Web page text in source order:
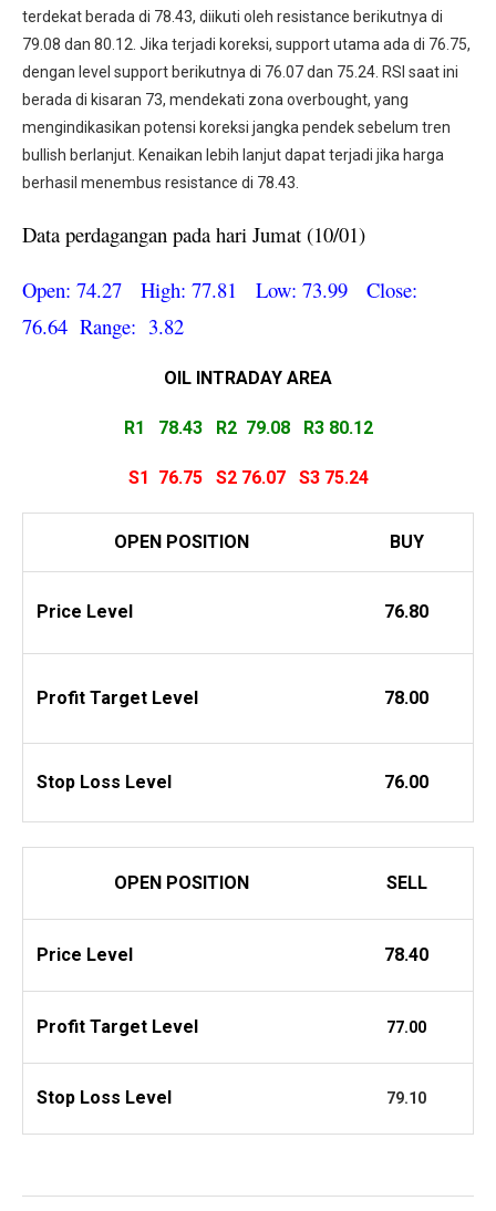
terdekat berada di 78.43, diikuti oleh resistance berikutnya di
79.08 dan 80.12. Jika terjadi koreksi, support utama ada di 76.75,
dengan level support berikutnya di 76.07 dan 75.24. RSI saat ini
berada di kisaran 73, mendekati zona overbought, yang
mengindikasikan potensi koreksi jangka pendek sebelum tren
bullish berlanjut. Kenaikan lebih lanjut dapat terjadi jika harga
berhasil menembus resistance di 78.43.
Data perdagangan pada hari Jumat (10/01)
Open: 74.27 High: 77.81 Low: 73.99 Close:
76.64 Range: 3.82
OIL INTRADAY AREA
R1 78.43 R2 79.08 R3 80.12
S1 76.75 S2 76.07 S3 75.24
OPEN POSITION BUY
Price Level 76.80
Profit Target Level 78.00
Stop Loss Level 76.00
OPEN POSITION SELL
Price Level 78.40
Profit Target Level 77.00
Stop Loss Level 79.10